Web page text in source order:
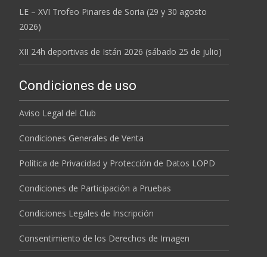
LE – XVI Trofeo Pinares de Soria (29 y 30 agosto
2026)
XII 24h deportivas de Istán 2026 (sábado 25 de julio)
Condiciones de uso
Aviso Legal del Club
Condiciones Generales de Venta
Política de Privacidad y Protección de Datos LOPD
Condiciones de Participación a Pruebas
Condiciones Legales de Inscripción
Consentimiento de los Derechos de Imagen